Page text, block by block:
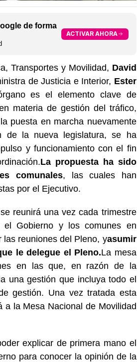
de forma
ACTIVAR AHORA
Transportes y Movilidad, David
de Justicia e Interior, Ester
es el elemento clave de
materia de gestión del tráfico,
puesta en marcha nuevamente
de la nueva legislatura, se ha
y funcionamiento con el fin
La propuesta ha sido
comunales, las cuales han
por el Ejecutivo.
reunirá una vez cada trimestre
el Gobierno y los comunes en
las reuniones del Pleno, yasumir
le delegue el Pleno.La mesa
en las que, en razón de la
una gestión que incluya todo el
gestión. Una vez tratada esta
a la Mesa Nacional de Movilidad
explicar de primera mano el
para conocer la opinión de la